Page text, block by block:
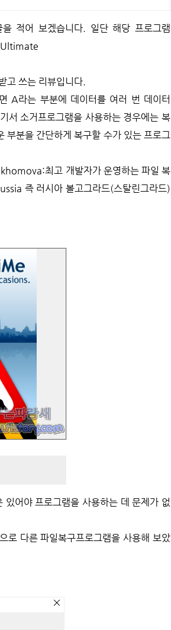
고 쓰는 리뷰입니다.
A라는 부분에 데이터를 여러 번 데이터
서 소거프로그램을 사용하는 경우에는 복
부분을 간단하게 복구할 수가 있는 프로그
최고 개발자가 운영하는 파일 복
즉 러시아 볼고그라드(스탈린그라드)
로 다른 파일복구프로그램을 사용해 보았